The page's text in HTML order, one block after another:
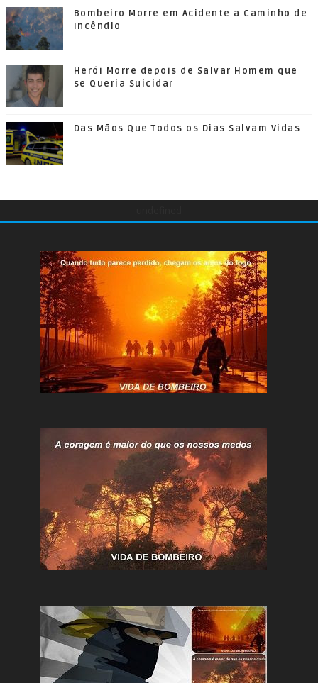
Bombeiro Morre em Acidente a Caminho de
Incêndio
Herói Morre depois de Salvar Homem que
se Queria Suicidar
Das Mãos Que Todos os Dias Salvam Vidas